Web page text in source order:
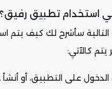
استخدام تطبيق رفيق؟
سأشرح لك كيف يتم
يتم كالآتي:
على التطبيق، أو أنشأ